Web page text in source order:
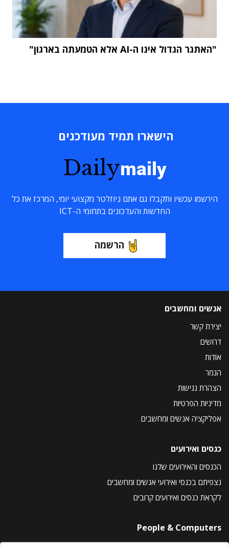
"האתגר הגדול אינו ה-AI אלא הטמעתה בארגון"
הישארו תמיד מעודכנים
Dailymaily
הירשמו עכשיו ותקבלו גם אתם ניוזלטר מקצועי יומי, המרכז את כל
החדשות והעדכונים בתחומי ה-ICT
הרשמה
אנשים ומחשבים
יצירת קשר
דרושים
אודות
הנמר
הצהרת נגישות
מדיניות הפרטיות
אפליקציה אנשים ומחשבים
כנסים ואירועים
הכנסים והאירועים שלנו
נצפיתם בכנסי ואירועי אנשים ומחשבים
לקראת כנסים ואירועים קרובים
People & Computers